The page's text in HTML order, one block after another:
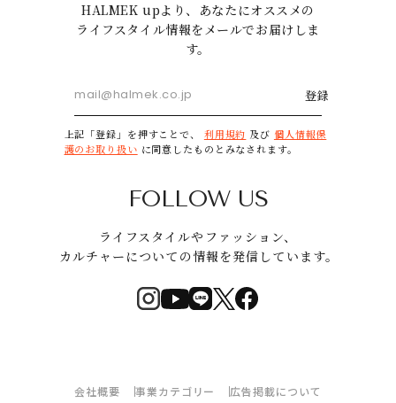
HALMEK upより、あなたにオススメの
ライフスタイル情報をメールでお届けしま
す。
登録
上記「登録」を押すことで、 利用規約 及び 個人情報保
護のお取り扱い に同意したものとみなされます。
FOLLOW US
ライフスタイルやファッション、
カルチャーについての情報を発信しています。
会社概要 事業カテゴリー
広告掲載について